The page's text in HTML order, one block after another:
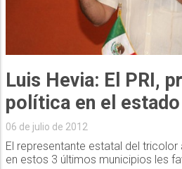
Luis Hevia: El PRI,
política en el estado
06 de julio de 2012
El representante estatal del
en estos 3 últimos municipios les